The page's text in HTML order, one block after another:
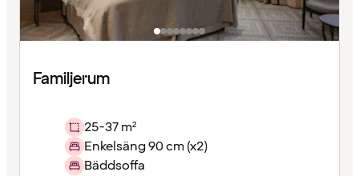
Familjerum
25-37 m²
Enkelsäng 90 cm (x2)
Bäddsoffa